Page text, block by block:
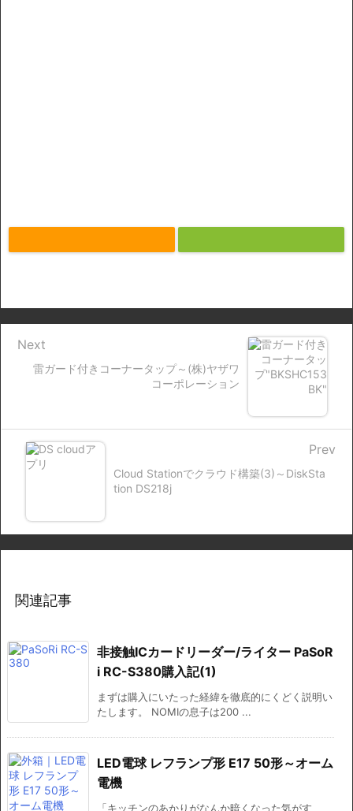
雷ガード付きコーナータップ～(株)ヤザワ
コーポレーション
Next
Cloud Stationでクラウド構築(3)～DiskSta
tion DS218j
Prev
関連記事
非接触ICカードリーダー/ライター PaSoR
i RC-S380購入記(1)
まずは購入にいたった経緯を徹底的にくどく説明い
たします。 NOMIの息子は200 ...
LED電球 レフランプ形 E17 50形～オーム
電機
「キッチンのあかりがなんか暗くなった気がす